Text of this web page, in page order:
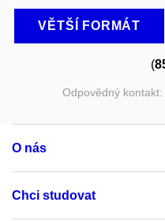
VĚTŠÍ FORMÁT
(
Odpovědný kontakt:
O nás
Chci studovat